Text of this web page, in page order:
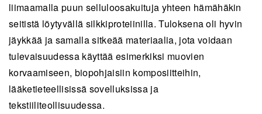
liimaamalla puun selluloosakuituja yhteen hämähäkin
seitistä löytyvällä silkkiproteiinilla. Tuloksena oli hyvin
jäykkää ja samalla sitkeää materiaalia, jota voidaan
tulevaisuudessa käyttää esimerkiksi muovien
korvaamiseen, biopohjaisiin komposiitteihin,
lääketieteellisissä sovelluksissa ja
tekstiiliteollisuudessa.